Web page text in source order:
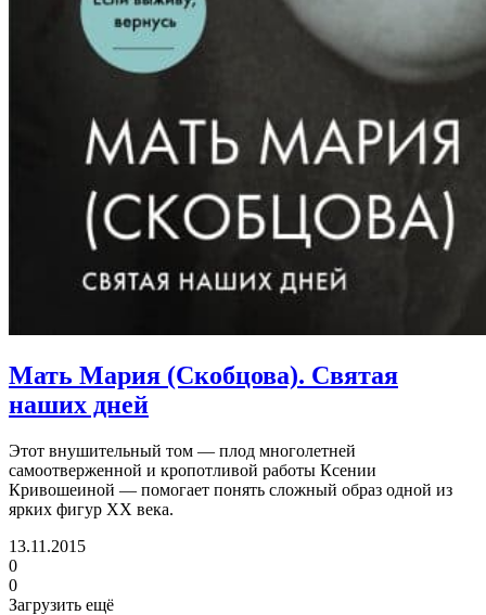
Мать Мария (Скобцова). Святая
наших дней
Этот внушительный том — плод многолетней
самоотверженной и кропотливой работы Ксении
Кривошеиной — помогает понять сложный образ одной из
ярких фигур ХХ века.
13.11.2015
0
0
Загрузить ещё